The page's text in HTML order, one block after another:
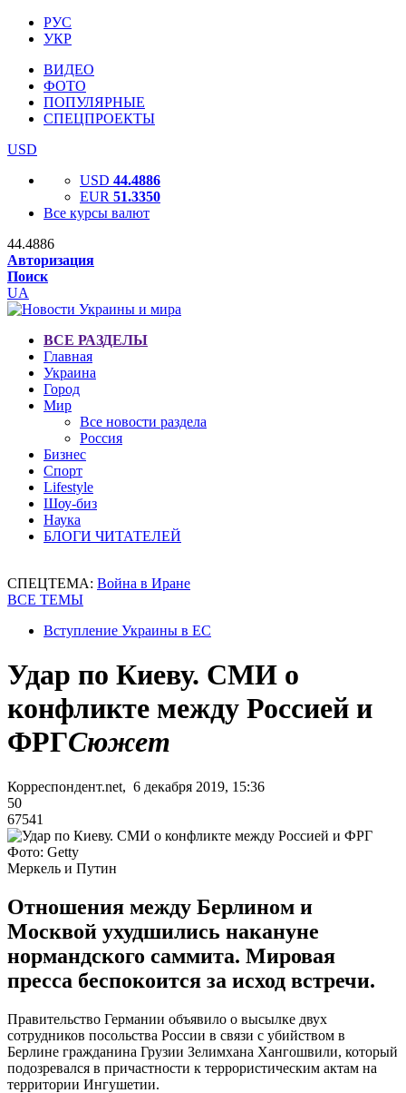
РУС
УКР
ВИДЕО
ФОТО
ПОПУЛЯРНЫЕ
СПЕЦПРОЕКТЫ
USD
USD 44.4886
EUR 51.3350
Все курсы валют
44.4886
Авторизация
Поиск
UA
ВСЕ РАЗДЕЛЫ
Главная
Украина
Город
Мир
Все новости раздела
Россия
Бизнес
Спорт
Lifestyle
Шоу-биз
Наука
БЛОГИ ЧИТАТЕЛЕЙ
СПЕЦТЕМА: Война в Иране
ВСЕ ТЕМЫ
Вступление Украины в ЕС
Удар по Киеву. СМИ о
конфликте между Россией и
ФРГСюжет
Корреспондент.net, 6 декабря 2019, 15:36
50
67541
Фото: Getty
Меркель и Путин
Отношения между Берлином и
Москвой ухудшились накануне
нормандского саммита. Мировая
пресса беспокоится за исход встречи.
Правительство Германии объявило о высылке двух
сотрудников посольства России в связи с убийством в
Берлине гражданина Грузии Зелимхана Хангошвили, который
подозревался в причастности к террористическим актам на
территории Ингушетии.